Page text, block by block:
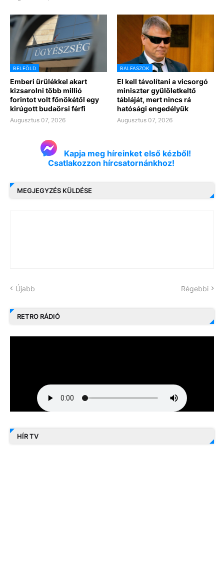
BELFÖLD
Emberi ürülékkel akart
kizsarolni több millió
forintot volt főnökétől egy
kirúgott budaörsi férfi
Augusztus 07, 2026
BALFASZOK
El kell távolítani a vicsorgó
miniszter gyülöletkeltő
tábláját, mert nincs rá
hatósági engedélyük
Augusztus 07, 2026
Kapja meg híreinket első kézből!
Csatlakozzon hírcsatornánkhoz!
MEGJEGYZÉS KÜLDÉSE
Újabb Régebbi
RETRO RÁDIÓ
HÍR TV